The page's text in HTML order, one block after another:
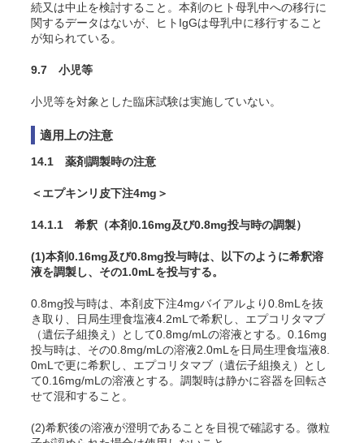
続又は中止を検討すること。本剤のヒト母乳中への移行に
関するデータはないが、ヒトIgGは母乳中に移行すること
が知られている。
9.7 小児等
小児等を対象とした臨床試験は実施していない。
適用上の注意
14.1 薬剤調製時の注意
＜エプキンリ皮下注4mg＞
14.1.1 希釈（本剤0.16mg及び0.8mg投与時の調製）
(1)本剤0.16mg及び0.8mg投与時は、以下のように希釈溶
液を調製し、その1.0mLを投与する。
0.8mg投与時は、本剤皮下注4mgバイアルより0.8mLを抜
き取り、日局生理食塩液4.2mLで希釈し、エプコリタマブ
（遺伝子組換え）として0.8mg/mLの溶液とする。0.16mg
投与時は、その0.8mg/mLの溶液2.0mLを日局生理食塩液8.
0mLで更に希釈し、エプコリタマブ（遺伝子組換え）とし
て0.16mg/mLの溶液とする。調製時は静かに容器を回転さ
せて混和すること。
(2)希釈後の溶液が澄明であることを目視で確認する。微粒